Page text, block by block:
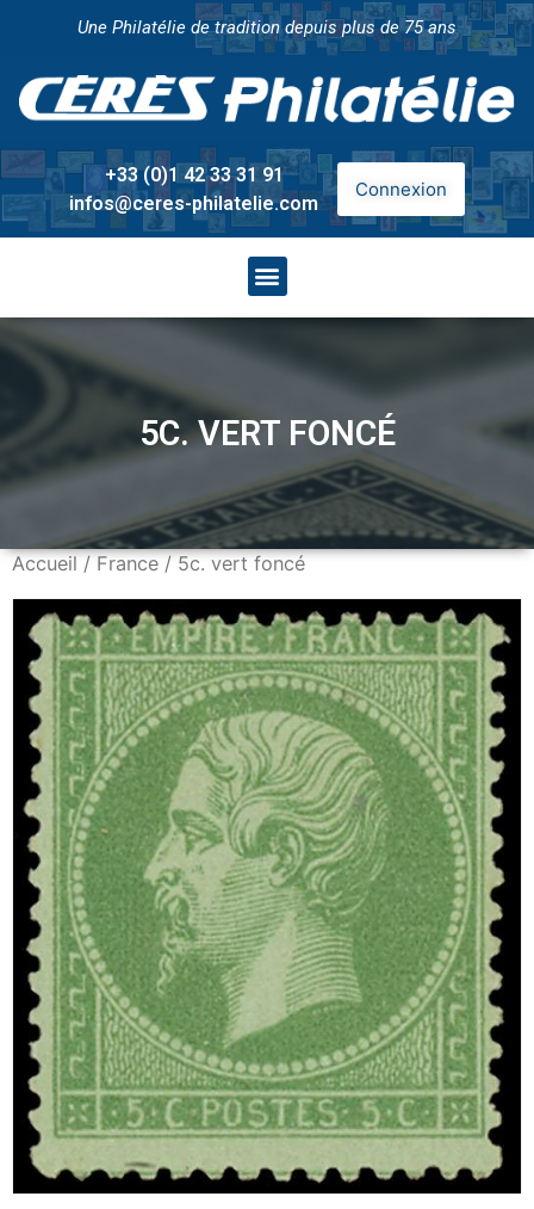
Une Philatélie de tradition depuis plus de 75 ans
+33 (0)1 42 33 31 91
infos@ceres-philatelie.com
Connexion
5C. VERT FONCÉ
Accueil / France / 5c. vert foncé